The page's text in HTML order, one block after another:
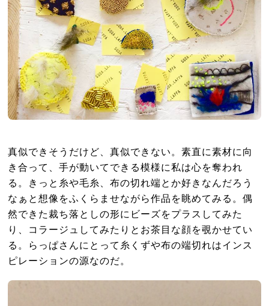
真似できそうだけど、真似できない。素直に素材に向
き合って、手が動いてできる模様に私は心を奪われ
る。きっと糸や毛糸、布の切れ端とか好きなんだろう
なぁと想像をふくらませながら作品を眺めてみる。偶
然できた裁ち落としの形にビーズをプラスしてみた
り、コラージュしてみたりとお茶目な顔を覗かせてい
る。らっぱさんにとって糸くずや布の端切れはインス
ピレーションの源なのだ。